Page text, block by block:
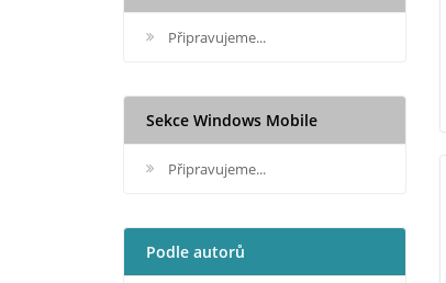
Připravujeme...
Sekce Windows Mobile
Připravujeme...
Podle autorů